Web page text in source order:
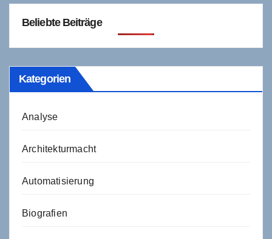
Beliebte Beiträge
Kategorien
Analyse
Architekturmacht
Automatisierung
Biografien